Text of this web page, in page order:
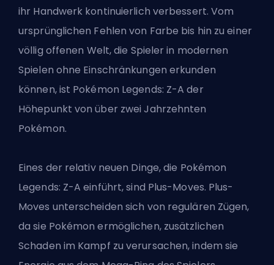
ihr Handwerk kontinuierlich verbessert. Vom
ursprünglichen Fehlen von Farbe bis hin zu einer
völlig offenen Welt, die Spieler in modernen
Spielen ohne Einschränkungen erkunden
können, ist Pokémon Legends: Z-A der
Höhepunkt von über zwei Jahrzehnten
Pokémon.
Eines der relativ neuen Dinge, die Pokémon
Legends: Z-A einführt, sind Plus-Moves. Plus-
Moves unterscheiden sich von regulären Zügen,
da sie Pokémon ermöglichen, zusätzlichen
Schaden im Kampf zu verursachen, indem sie